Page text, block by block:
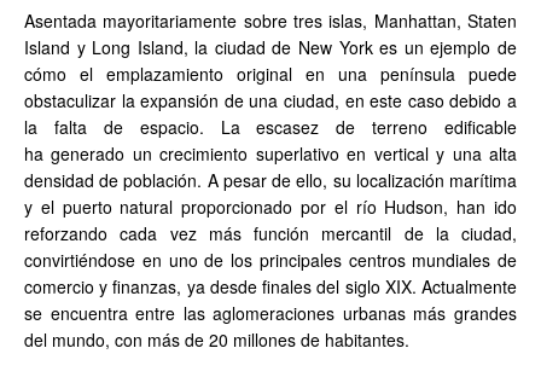
Asentada mayoritariamente sobre tres islas, Manhattan, Staten
Island y Long Island, la ciudad de New York es un ejemplo de
cómo el emplazamiento original en una península puede
obstaculizar la expansión de una ciudad, en este caso debido a
la falta de espacio. La escasez de terreno edificable
ha generado un crecimiento superlativo en vertical y una alta
densidad de población. A pesar de ello, su localización marítima
y el puerto natural proporcionado por el río Hudson, han ido
reforzando cada vez más función mercantil de la ciudad,
convirtiéndose en uno de los principales centros mundiales de
comercio y finanzas, ya desde finales del siglo XIX. Actualmente
se encuentra entre las aglomeraciones urbanas más grandes
del mundo, con más de 20 millones de habitantes.